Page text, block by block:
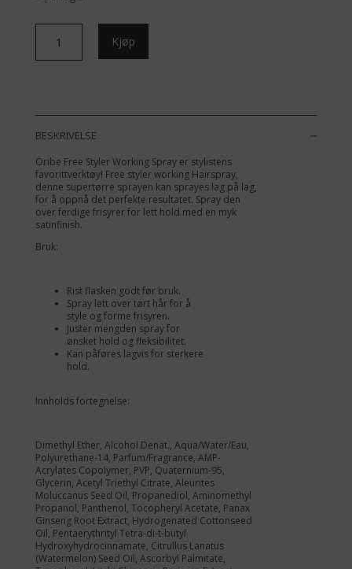
Styler
Kjøp
BESKRIVELSE
Oribe Free Styler Working Spray er stylistens
favorittverktøy! Free styler working Hairspray,
denne supertørre sprayen kan sprayes lag på lag,
for å oppnå det perfekte resultatet. Spray den
over ferdige frisyrer for lett hold med en myk
satinfinish.
Bruk:
Rist flasken godt før bruk.
Spray lett over tørt hår for å
style og forme frisyren.
Juster mengden spray for
ønsket hold og fleksibilitet.
Kan påføres lagvis for sterkere
hold.
Innholds fortegnelse:
Dimethyl Ether, Alcohol Denat., Aqua/Water/Eau,
Polyurethane-14, Parfum/Fragrance, AMP-
Acrylates Copolymer, PVP, Quaternium-95,
Glycerin, Acetyl Triethyl Citrate, Aleurites
Moluccanus Seed Oil, Propanediol, Aminomethyl
Propanol, Panthenol, Tocopheryl Acetate, Panax
Ginseng Root Extract, Hydrogenated Cottonseed
Oil, Pentaerythrityl Tetra-di-t-butyl
Hydroxyhydrocinnamate, Citrullus Lanatus
(Watermelon) Seed Oil, Ascorbyl Palmitate,